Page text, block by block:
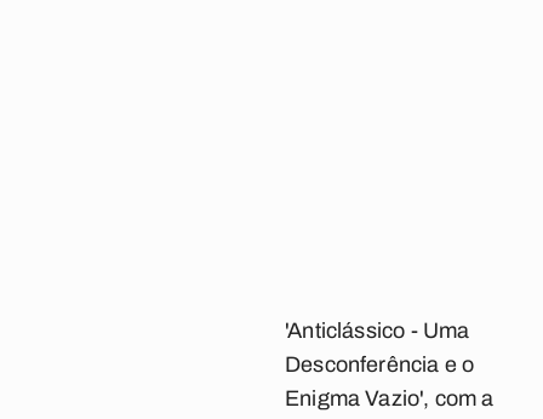
'Anticlássico - Uma
Desconferência e o
Enigma Vazio', com a